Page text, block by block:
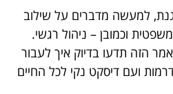
למעשה מדברים על שילוב
וכמובן – ניהול רגשי.
הזה תדעו בדיוק איך לעבור
ועם דיסקט נקי לכל החיים